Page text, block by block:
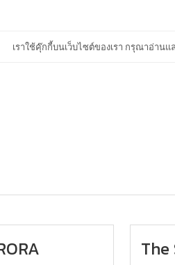
เราใช้คุ๊กกี้บนเว็บไซต์ของเรา กรุณาอ่านแ
The